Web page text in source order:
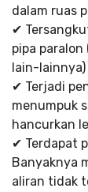
dalam ruas
✔
pipa
lain-lainnya)
✔ Terjadi
menumpuk
hancurkan
✔ Terdapat
Banyaknya
aliran tidak